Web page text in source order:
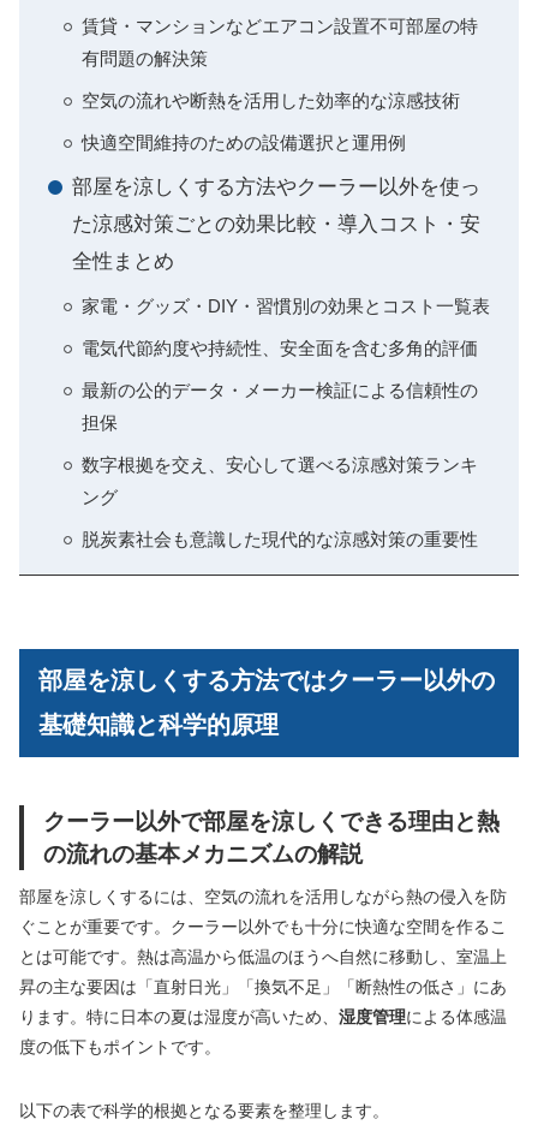
賃貸・マンションなどエアコン設置不可部屋の特
有問題の解決策
空気の流れや断熱を活用した効率的な涼感技術
快適空間維持のための設備選択と運用例
部屋を涼しくする方法やクーラー以外を使っ
た涼感対策ごとの効果比較・導入コスト・安
全性まとめ
家電・グッズ・DIY・習慣別の効果とコスト一覧表
電気代節約度や持続性、安全面を含む多角的評価
最新の公的データ・メーカー検証による信頼性の
担保
数字根拠を交え、安心して選べる涼感対策ランキ
ング
脱炭素社会も意識した現代的な涼感対策の重要性
部屋を涼しくする方法ではクーラー以外の
基礎知識と科学的原理
クーラー以外で部屋を涼しくできる理由と熱
の流れの基本メカニズムの解説
部屋を涼しくするには、空気の流れを活用しながら熱の侵入を防
ぐことが重要です。クーラー以外でも十分に快適な空間を作るこ
とは可能です。熱は高温から低温のほうへ自然に移動し、室温上
昇の主な要因は「直射日光」「換気不足」「断熱性の低さ」にあ
ります。特に日本の夏は湿度が高いため、 湿度管理による体感温
度の低下もポイントです。
以下の表で科学的根拠となる要素を整理します。